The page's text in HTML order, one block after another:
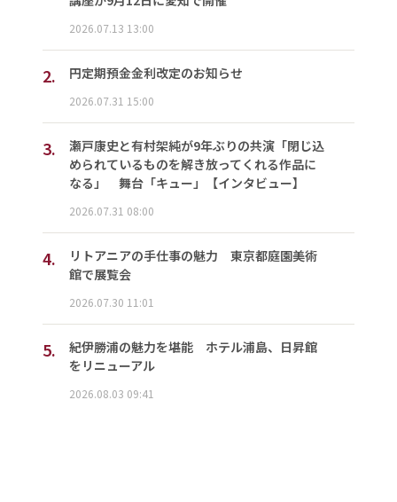
2026.07.13 13:00
2. 円定期預金金利改定のお知らせ
2026.07.31 15:00
3.
瀬戸康史と有村架純が9年ぶりの共演「閉じ込
められているものを解き放ってくれる作品に
なる」 舞台「キュー」【インタビュー】
2026.07.31 08:00
4.
リトアニアの手仕事の魅力 東京都庭園美術
館で展覧会
2026.07.30 11:01
5.
紀伊勝浦の魅力を堪能 ホテル浦島、日昇館
をリニューアル
2026.08.03 09:41